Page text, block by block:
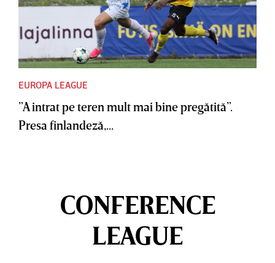
EUROPA LEAGUE
”A intrat pe teren mult mai bine pregătită”.
Presa finlandeză,...
CONFERENCE
LEAGUE